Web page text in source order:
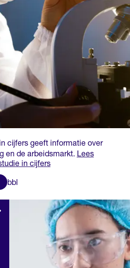
rapporteert deze
Je onderhoudt je
werkplek en de
apparatuur.
cijfers geeft informatie over
en de arbeidsmarkt. Lees
in cijfers
bbl